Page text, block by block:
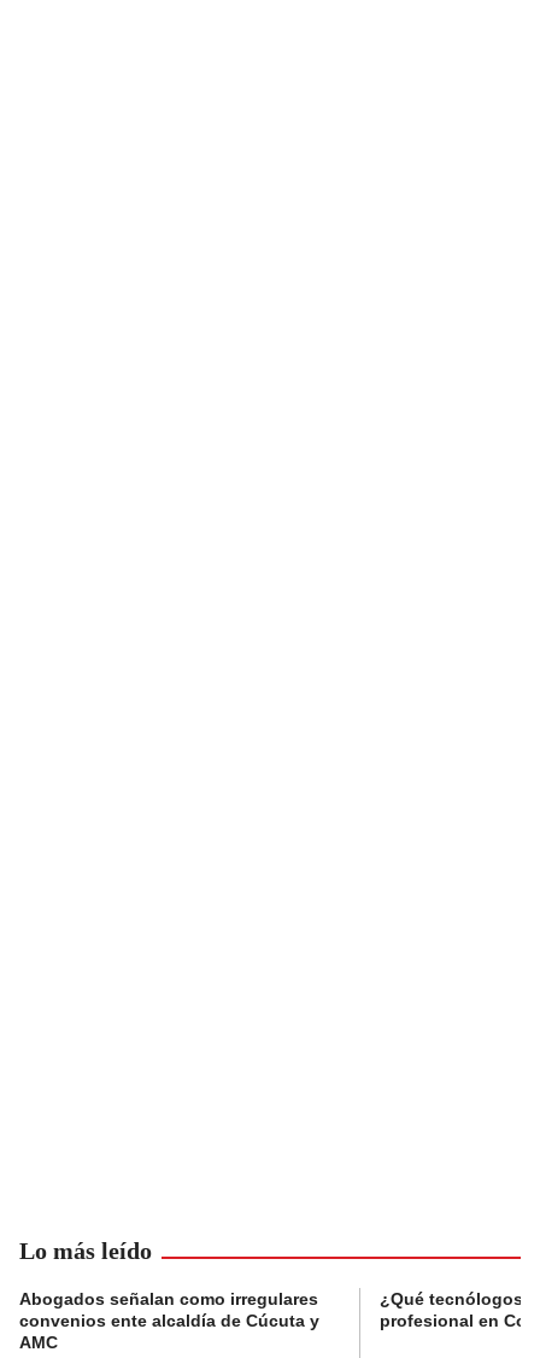
Lo más leído
Abogados señalan como irregulares
convenios ente alcaldía de Cúcuta y
AMC
¿Qué tecnólogos
profesional en